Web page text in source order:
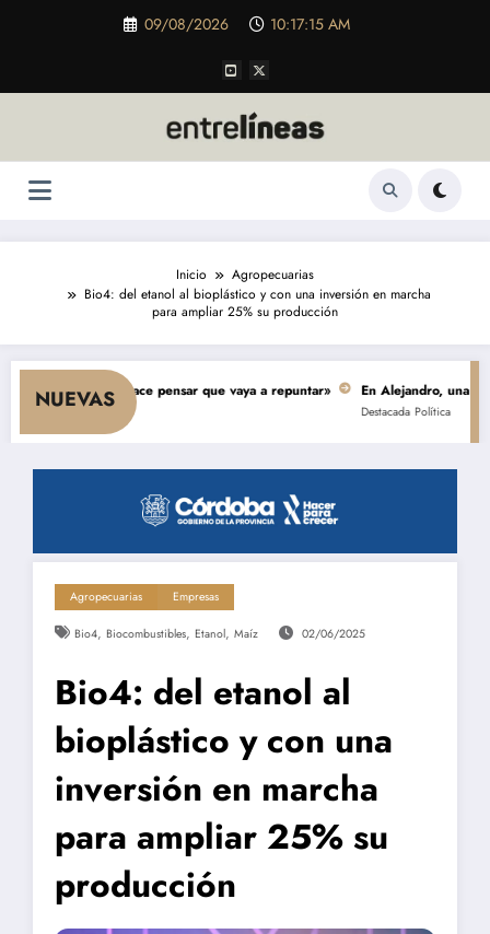
09/08/2026 10:17:17 AM
Inicio
Agropecuarias
Bio4: del etanol al bioplástico y con una inversión en marcha
para ampliar 25% su producción
NUEVAS
y nada hace pensar que vaya a repuntar» En Alejandro, una obra de $
Política
Agropecuarias Empresas
Bio4, Biocombustibles, Etanol, Maíz 02/06/2025
Bio4: del etanol al
bioplástico y con una
inversión en marcha
para ampliar 25% su
producción